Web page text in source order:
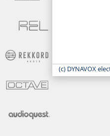
(c) DYNAVOX